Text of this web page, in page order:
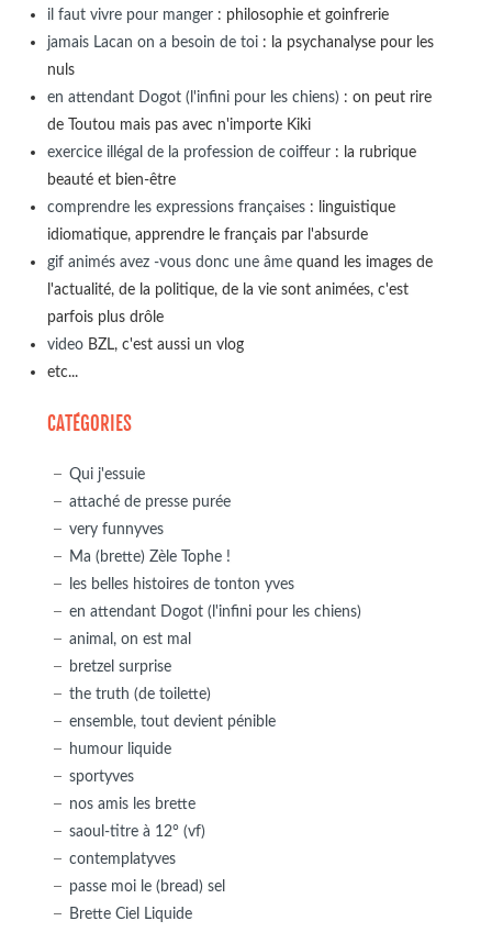
il faut vivre pour manger: philosophie et goinfrerie
jamais Lacan on a besoin de toi: la psychanalyse pour les
nuls
en attendant Dogot (l'infini pour les chiens): on peut rire
de Toutou mais pas avec n'importe Kiki
exercice illégal de la profession de coiffeur: la rubrique
beauté et bien-être
comprendre les expressions françaises: linguistique
idiomatique, apprendre le français par l'absurde
gif animés avez -vous donc une âmequand les images de
l'actualité, de la politique, de la vie sont animées, c'est
parfois plus drôle
videoBZL, c'est aussi un vlog
etc...
CATÉGORIES
Qui j'essuie
attaché de presse purée
very funnyves
Ma (brette) Zèle Tophe !
les belles histoires de tonton yves
en attendant Dogot (l'infini pour les chiens)
animal, on est mal
bretzel surprise
the truth (de toilette)
ensemble, tout devient pénible
humour liquide
sportyves
nos amis les brette
saoul-titre à 12° (vf)
contemplatyves
passe moi le (bread) sel
Brette Ciel Liquide